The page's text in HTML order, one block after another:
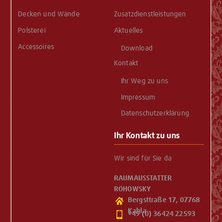
Decken und Wände
Polsterei
Accessoires
Zusatzdienstleistungen
Aktuelles
Download
Kontakt
Ihr Weg zu uns
Impressum
Datenschutzerklärung
Ihr Kontakt zu uns
Wir sind für Sie da
RAUMAUSSTATTER
ROHOWSKY
Bergsttraße 17, 07768
Kahla
+49 (0) 36424 22593